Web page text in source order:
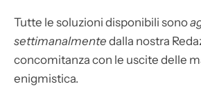
Tutte le soluzioni disponibili sono
settimanalmente dalla nostra
concomitanza con le uscite delle
enigmistica.